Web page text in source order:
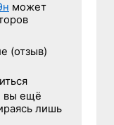
может
(отзыв)
вы ещё
лишь